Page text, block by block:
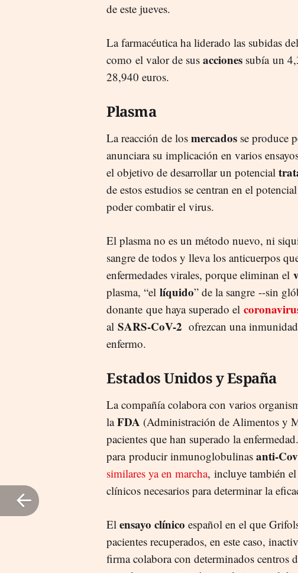
de este jueves.
La farmacéutica ha liderado las subidas del
como el valor de sus acciones subía un
28,940 euros.
Plasma
La reacción de los mercados se produce
anunciara su implicación en varios
el objetivo de desarrollar un potencial
de estos estudios se centran en el
poder combatir el virus.
El plasma no es un método nuevo, ni
sangre de todos y lleva los anticuerpos
enfermedades virales, porque eliminan el
plasma, “el líquido” de la sangre --sin
donante que haya superado el
al SARS-CoV-2 ofrezcan una
enfermo.
Estados Unidos y España
La compañía colabora con varios
laFDA (Administración de Alimentos y
pacientes que han superado la
para producir inmunoglobulinas anti-
similares ya en marcha, incluye también
clínicos necesarios para determinar la
El ensayo clínico español en el que
pacientes recuperados, en este caso,
firma colabora con determinados centros